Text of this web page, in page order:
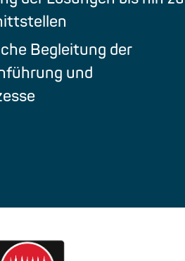
Begleitung der
und